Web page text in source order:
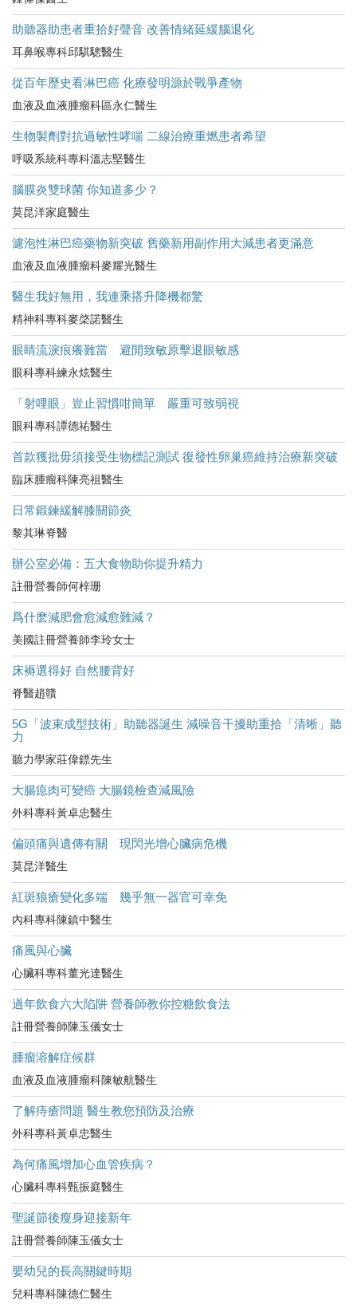
助聽器助患者重拾好聲音 改善情緒延緩腦退化
耳鼻喉專科邱騏驄醫生
從百年歷史看淋巴癌 化療發明源於戰爭產物
血液及血液腫瘤科區永仁醫生
生物製劑對抗過敏性哮喘 二線治療重燃患者希望
呼吸系統科專科溫志堅醫生
腦膜炎雙球菌 你知道多少？
莫昆洋家庭醫生
濾泡性淋巴癌藥物新突破 舊藥新用副作用大減患者更滿意
血液及血液腫瘤科麥耀光醫生
醫生我好無用，我連乘搭升降機都驚
精神科專科麥棨諾醫生
眼睛流淚痕癢難當 避開致敏原擊退眼敏感
眼科專科練永炫醫生
「射哩眼」豈止習慣咁簡單 嚴重可致弱視
眼科專科譚德祐醫生
首款獲批毋須接受生物標記測試 復發性卵巢癌維持治療新突破
臨床腫瘤科陳亮祖醫生
日常鍛鍊緩解膝關節炎
黎其琳脊醫
辦公室必備：五大食物助你提升精力
註冊營養師何梓珊
爲什麽減肥會愈減愈難減？
美國註冊營養師李玲女士
床褥選得好 自然腰背好
脊醫趙贛
5G「波束成型技術」助聽器誕生 減噪音干擾助重拾「清晰」聽
力
聽力學家莊偉鏢先生
大腸瘜肉可變癌 大腸鏡檢查減風險
外科專科黃卓忠醫生
偏頭痛與遺傳有關 現閃光增心臟病危機
莫昆洋醫生
紅斑狼瘡變化多端 幾乎無一器官可幸免
內科專科陳鎮中醫生
痛風與心臟
心臟科專科董光達醫生
過年飲食六大陷阱 營養師教你控糖飲食法
註冊營養師陳玉儀女士
腫瘤溶解症候群
血液及血液腫瘤科陳敏航醫生
了解痔瘡問題 醫生教您預防及治療
外科專科黃卓忠醫生
為何痛風增加心血管疾病？
心臟科專科甄振庭醫生
聖誕節後瘦身迎接新年
註冊營養師陳玉儀女士
嬰幼兒的長高關鍵時期
兒科專科陳德仁醫生